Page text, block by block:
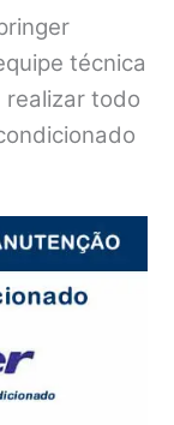
técnica
realizar todo